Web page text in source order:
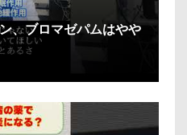
、ブロマゼパムはやや